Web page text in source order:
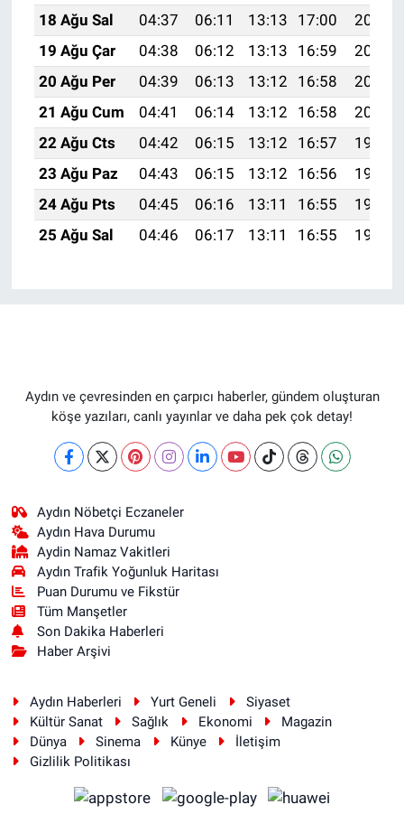
18 Ağu Sal
04:37 06:11 13:13 17:00
20:05
19 Ağu Çar
04:38 06:12 13:13 16:59
20:03
20 Ağu Per
04:39 06:13 13:12 16:58
20:02
21 Ağu Cum
04:41 06:14 13:12 16:58
20:01
22 Ağu Cts
04:42 06:15 13:12 16:57
19:59
23 Ağu Paz
04:43 06:15 13:12 16:56
19:58
24 Ağu Pts
04:45 06:16 13:11 16:55
19:56
25 Ağu Sal
04:46 06:17 13:11 16:55 19:55
Aydın ve çevresinden en çarpıcı haberler, gündem oluşturan
köşe yazıları, canlı yayınlar ve daha pek çok detay!
Aydın Nöbetçi Eczaneler
Aydın Hava Durumu
Aydin Namaz Vakitleri
Aydın Trafik Yoğunluk Haritası
Puan Durumu ve Fikstür
Tüm Manşetler
Son Dakika Haberleri
Haber Arşivi
Aydın Haberleri Yurt Geneli
Siyaset
Kültür Sanat
Sağlık Ekonomi
Magazin
Dünya
Sinema Künye
İletişim
Gizlilik Politikası